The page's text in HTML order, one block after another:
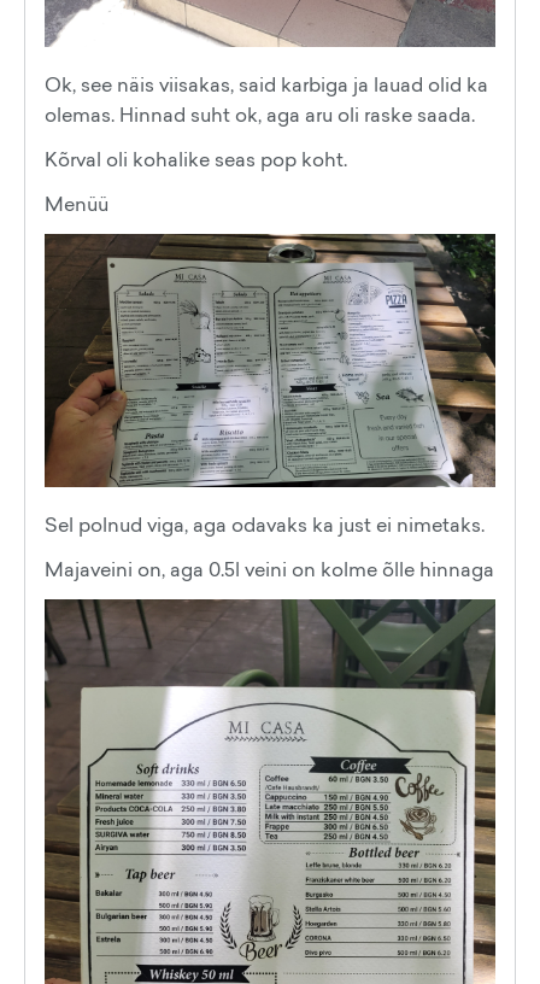
Ok, see näis viisakas, said karbiga ja lauad olid ka
olemas. Hinnad suht ok, aga aru oli raske saada.
Kõrval oli kohalike seas pop koht.
Menüü
Sel polnud viga, aga odavaks ka just ei nimetaks.
Majaveini on, aga 0.5l veini on kolme õlle hinnaga